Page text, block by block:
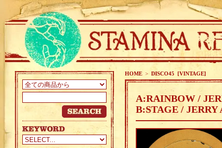
HOME > DISCO45 [VINTAGE]
A:RAINBOW /
B:STAGE / JERRY